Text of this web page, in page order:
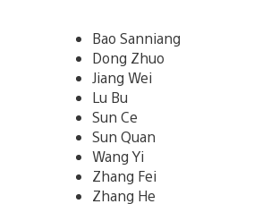
Bao Sanniang
Dong Zhuo
Jiang Wei
Lu Bu
Sun Ce
Sun Quan
Wang Yi
Zhang Fei
Zhang He